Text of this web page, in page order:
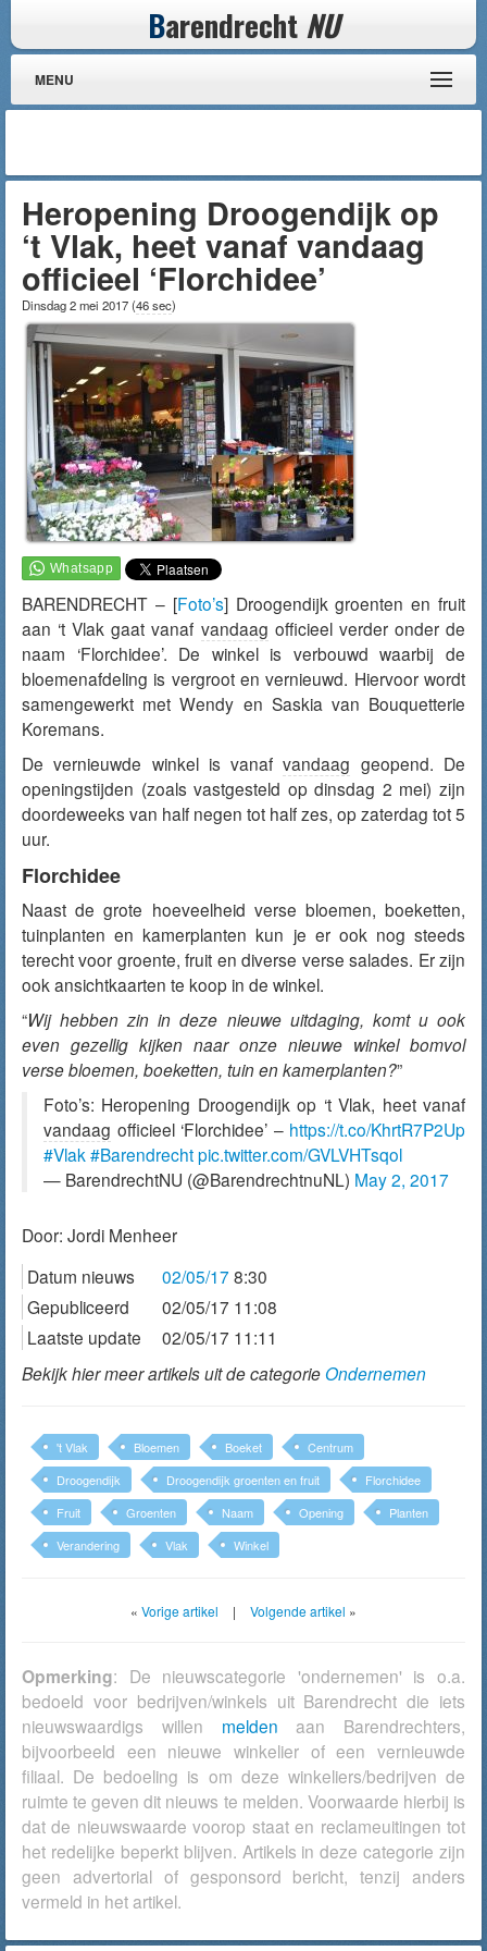
Barendrecht NU
MENU
Heropening Droogendijk op
‘t Vlak, heet vanaf vandaag
officieel ‘Florchidee’
Dinsdag 2 mei 2017(46 sec)
BARENDRECHT – [Foto’s] Droogendijk groenten en fruit
aan ‘t Vlak gaat vanaf vandaag officieel verder onder de
naam ‘Florchidee’. De winkel is verbouwd waarbij de
bloemenafdeling is vergroot en vernieuwd. Hiervoor wordt
samengewerkt met Wendy en Saskia van Bouquetterie
Koremans.
De vernieuwde winkel is vanafvandaag geopend. De
openingstijden (zoals vastgesteld op dinsdag 2 mei) zijn
doordeweeks van half negen tot half zes, op zaterdag tot 5
uur.
Florchidee
Naast de grote hoeveelheid verse bloemen, boeketten,
tuinplanten en kamerplanten kun je er ook nog steeds
terecht voor groente, fruit en diverse verse salades. Er zijn
ook ansichtkaarten te koop in de winkel.
“Wij hebben zin in deze nieuwe uitdaging, komt u ook
even gezellig kijken naar onze nieuwe winkel bomvol
verse bloemen, boeketten, tuin en kamerplanten?”
Foto’s: Heropening Droogendijk op ‘t Vlak, heet vanaf
vandaag officieel ‘Florchidee’ – https://t.co/KhrtR7P2Up
#Vlak #Barendrechtpic.twitter.com/GVLVHTsqol
— BarendrechtNU (@BarendrechtnuNL) May 2, 2017
Door: Jordi Menheer
Datum nieuws
02/05/17 8:30
Gepubliceerd
02/05/17 11:08
Laatste update
02/05/17 11:11
Bekijk hier meer artikels uit de categorieOndernemen
't Vlak Bloemen Boeket
Centrum
Droogendijk
Droogendijk groenten en fruit
Florchidee
Fruit
Groenten Naam Opening
Planten
Verandering
Vlak Winkel
« Vorige artikel | Volgende artikel »
Opmerking: De nieuwscategorie 'ondernemen' is o.a.
bedoeld voor bedrijven/winkels uit Barendrecht die iets
nieuwswaardigs willen melden aan Barendrechters,
bijvoorbeeld een nieuwe winkelier of een vernieuwde
filiaal. De bedoeling is om deze winkeliers/bedrijven de
ruimte te geven dit nieuws te melden. Voorwaarde hierbij is
dat de nieuwswaarde voorop staat en reclameuitingen tot
het redelijke beperkt blijven. Artikels in deze categorie zijn
geen advertorial of gesponsord bericht, tenzij anders
vermeld in het artikel.